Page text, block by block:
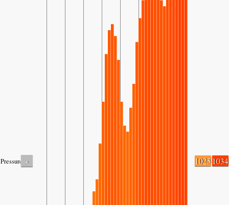
Pressure - 10251034